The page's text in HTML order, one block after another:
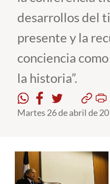
Admisión
Estudiantes
Alumni
desarrollos del
presente y la
conciencia
la historia”.
Martes 26 de abril de